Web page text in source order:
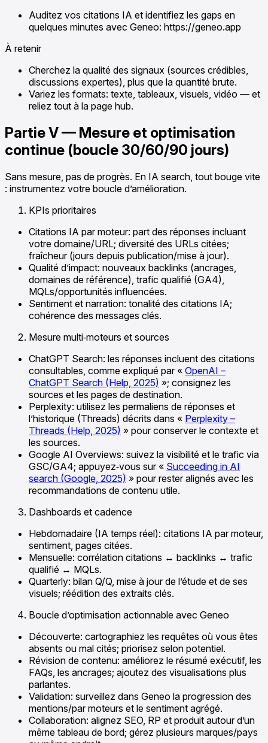
Auditez vos citations IA et identifiez les gaps en
quelques minutes avec Geneo: https://geneo.app
À retenir
Cherchez la qualité des signaux (sources crédibles,
discussions expertes), plus que la quantité brute.
Variez les formats: texte, tableaux, visuels, vidéo — et
reliez tout à la page hub.
Partie V — Mesure et optimisation
continue (boucle 30/60/90 jours)
Sans mesure, pas de progrès. En IA search, tout bouge vite
: instrumentez votre boucle d’amélioration.
KPIs prioritaires
Citations IA par moteur: part des réponses incluant
votre domaine/URL; diversité des URLs citées;
fraîcheur (jours depuis publication/mise à jour).
Qualité d’impact: nouveaux backlinks (ancrages,
domaines de référence), trafic qualifié (GA4),
MQLs/opportunités influencées.
Sentiment et narration: tonalité des citations IA;
cohérence des messages clés.
Mesure multi‑moteurs et sources
ChatGPT Search: les réponses incluent des citations
consultables, comme expliqué par « OpenAI –
ChatGPT Search (Help, 2025) »; consignez les
sources et les pages de destination.
Perplexity: utilisez les permaliens de réponses et
l’historique (Threads) décrits dans « Perplexity –
Threads (Help, 2025) » pour conserver le contexte et
les sources.
Google AI Overviews: suivez la visibilité et le trafic via
GSC/GA4; appuyez‑vous sur « Succeeding in AI
search (Google, 2025) » pour rester alignés avec les
recommandations de contenu utile.
Dashboards et cadence
Hebdomadaire (IA temps réel): citations IA par moteur,
sentiment, pages citées.
Mensuelle: corrélation citations ↔ backlinks ↔ trafic
qualifié ↔ MQLs.
Quarterly: bilan Q/Q, mise à jour de l’étude et de ses
visuels; réédition des extraits clés.
Boucle d’optimisation actionnable avec Geneo
Découverte: cartographiez les requêtes où vous êtes
absents ou mal cités; priorisez selon potentiel.
Révision de contenu: améliorez le résumé exécutif, les
FAQs, les ancrages; ajoutez des visualisations plus
parlantes.
Validation: surveillez dans Geneo la progression des
mentions/par moteurs et le sentiment agrégé.
Collaboration: alignez SEO, RP et produit autour d’un
même tableau de bord; gérez plusieurs marques/pays